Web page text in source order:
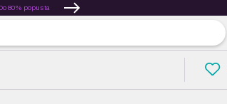
80% popusta